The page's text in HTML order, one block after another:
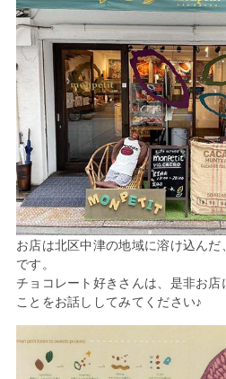
お店は北区中津の地域に溶け込ん
です。
チョコレート好きさんは、是非お
ことをお話ししてみてください♪